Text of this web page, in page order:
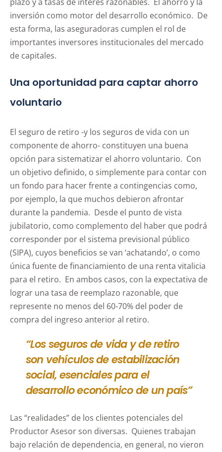
plazo y a tasas de interés razonables. El ahorro y la
inversión como motor del desarrollo económico. De
esta forma, las aseguradoras cumplen el rol de
importantes inversores institucionales del mercado
de capitales.
Una oportunidad para captar ahorro
voluntario
El seguro de retiro -y los seguros de vida con un
componente de ahorro- constituyen una buena
opción para sistematizar el ahorro voluntario. Con
un objetivo definido, o simplemente para contar con
un fondo para hacer frente a contingencias como,
por ejemplo, la que muchos debieron afrontar
durante la pandemia. Desde el punto de vista
jubilatorio, como complemento del haber que podrá
corresponder por el sistema previsional público
(SIPA), cuyos beneficios se van ‘achatando’, o como
única fuente de financiamiento de una renta vitalicia
para el retiro. En ambos casos, con la expectativa de
lograr una tasa de reemplazo razonable, que
represente no menos del 60-70% del poder de
compra del ingreso anterior al retiro.
“Los seguros de vida y de retiro
son vehículos de estabilización
social, esenciales para el
desarrollo económico de un país”
Las “realidades” de los clientes potenciales del
Productor Asesor son diversas. Quienes trabajan
bajo relación de dependencia, en general, no vieron